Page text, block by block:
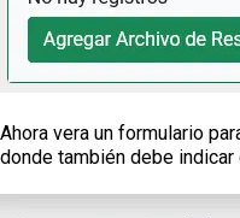
Ahora vera un formulario
donde también debe indicar